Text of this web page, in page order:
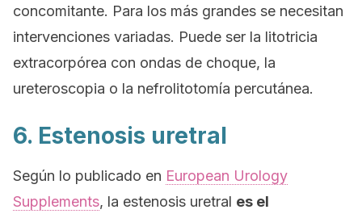
concomitante. Para los más grandes se necesitan
intervenciones variadas. Puede ser la litotricia
extracorpórea con ondas de choque, la
ureteroscopia o la nefrolitotomía percutánea.
6. Estenosis uretral
Según lo publicado en European Urology
Supplements, la estenosis uretral es el